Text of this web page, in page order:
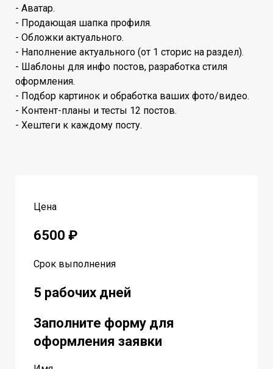
- Аватар.
- Продающая шапка профиля.
- Обложки актуального.
- Наполнение актуального (от 1 сторис на раздел).
- Шаблоны для инфо постов, разработка стиля
оформления.
- Подбор картинок и обработка ваших фото/видео.
- Контент-планы и тесты 12 постов.
- Хештеги к каждому посту.
Цена
6500 ₽
Срок выполнения
5 рабочих дней
Заполните форму для
оформления заявки